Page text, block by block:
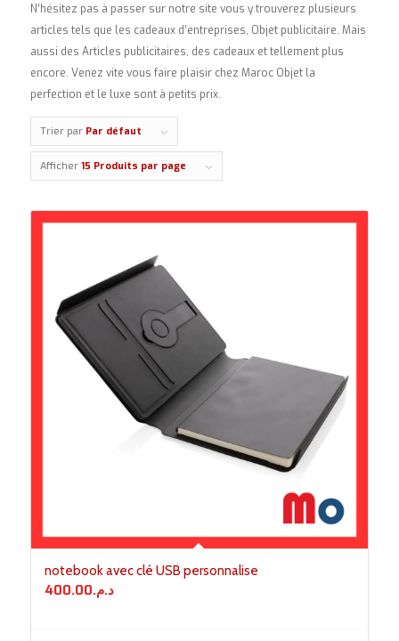
N’hésitez pas à passer sur notre site vous y trouverez plusieurs
articles tels que les cadeaux d’entreprises, Objet publicitaire. Mais
aussi des Articles publicitaires, des cadeaux et tellement plus
encore. Venez vite vous faire plaisir chez Maroc Objet la
perfection et le luxe sont à petits prix.
Trier par Par défaut
Afficher 15 Produits par page
notebook avec clé USB personnalise
د.م.400.00